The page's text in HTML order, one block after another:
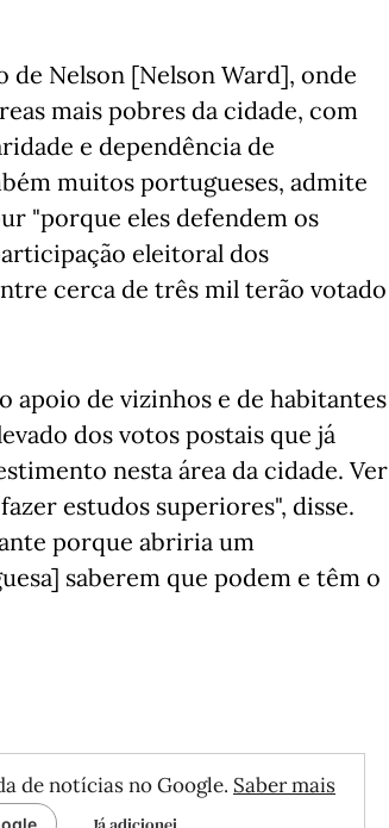
Nelson [Nelson Ward], onde
mais pobres da cidade, com
e dependência de
muitos portugueses, admite
"porque eles defendem os
eleitoral dos
cerca de três mil terão votado
apoio de vizinhos e de habitantes
dos votos postais que já
nesta área da cidade. Ver
estudos superiores", disse.
porque abriria um
saberem que podem e têm o
de notícias no Google. Saber mais